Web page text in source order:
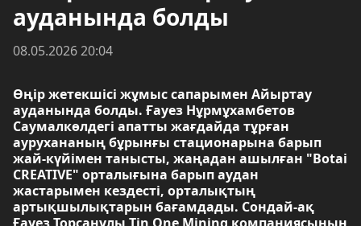
ауданында болды
08.05.2026 20:04
Өңір жетекшісі жұмыс сапарымен Айыртау
ауданында болды. Ғауез Нұрмұхамбетов
Саумалкөлдегі апатты жағдайда тұрған
аурухананың бұрынғы стационарына барып
жай-күйімен танысты, жаңадан ашылған "Botai
CREATIVE" орталығына барып аудан
жастарымен кездесті, орталықтың
артықшылықтарын бағамдады. Сондай-ақ